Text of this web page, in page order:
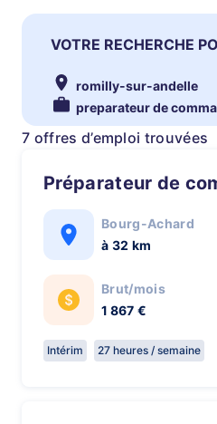
VOTRE RECHERCHE
romilly-sur-andelle
preparateur de
7 offres d’emploi trouvées
Préparateur de
Bourg-Achard
à 32 km
Brut/mois
1 867 €
Intérim 27 heures / semaine